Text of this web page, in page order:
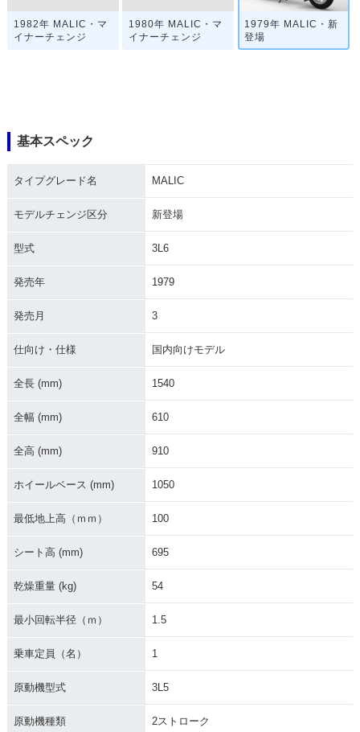
1982年 MALIC・マ
イナーチェンジ
1980年 MALIC・マ
イナーチェンジ
1979年 MALIC・新
登場
基本スペック
タイプグレード名 MALIC
モデルチェンジ区分 新登場
型式 3L6
発売年 1979
発売月 3
仕向け・仕様 国内向けモデル
全長 (mm) 1540
全幅 (mm) 610
全高 (mm) 910
ホイールベース (mm) 1050
最低地上高（ｍｍ） 100
シート高 (mm) 695
乾燥重量 (kg) 54
最小回転半径（ｍ） 1.5
乗車定員（名） 1
原動機型式 3L5
原動機種類 2ストローク